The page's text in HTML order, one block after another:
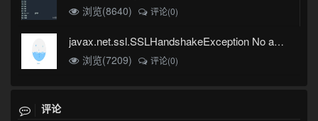
浏览(8640) 评论(0)
javax.net.ssl.SSLHandshakeException No appropriate protocol (protocol is disabled or cipher suites are inappropriate)错误
浏览(7209)
评论(0)
评论